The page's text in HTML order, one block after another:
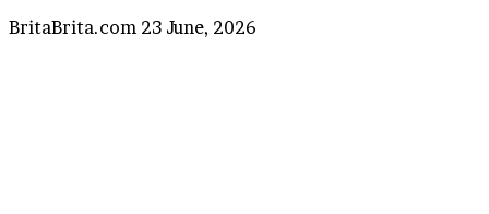
BritaBrita.com Send
23 June, 2026